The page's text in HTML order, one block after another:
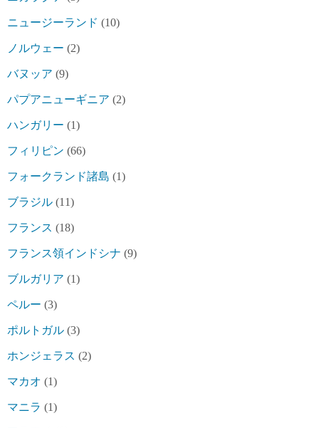
ニュージーランド (10)
ノルウェー (2)
バヌッア (9)
パプアニューギニア (2)
ハンガリー (1)
フィリピン (66)
フォークランド諸島 (1)
ブラジル (11)
フランス (18)
フランス領インドシナ (9)
ブルガリア (1)
ペルー (3)
ポルトガル (3)
ホンジェラス (2)
マカオ (1)
マニラ (1)